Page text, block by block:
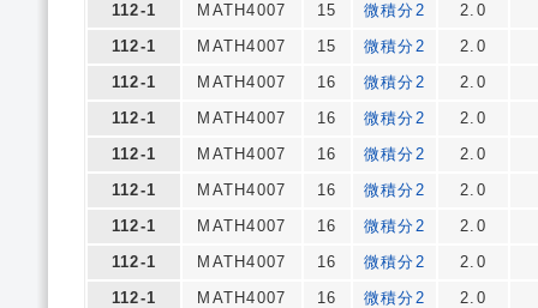
112-1
MATH4007 15 微積分2
2.0
112-1
MATH4007 15 微積分2
2.0
112-1
MATH4007 16 微積分2
2.0
112-1
MATH4007 16 微積分2
2.0
112-1
MATH4007 16 微積分2
2.0
112-1
MATH4007 16 微積分2
2.0
112-1
MATH4007 16 微積分2
2.0
112-1
MATH4007 16 微積分2
2.0
112-1
MATH4007 16 微積分2
2.0